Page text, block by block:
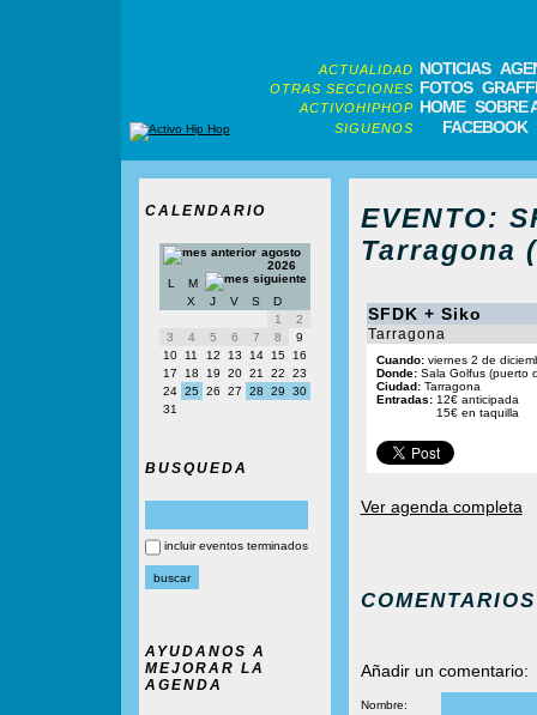
ACTUALIDAD NOTICIAS
OTRAS SECCIONES FOTOS
ACTIVOHIPHOP HOME SOBRE
SIGUENOS FACEBOOK
CALENDARIO
agosto
2026
L
M
X
J V S
D
1
2
3
4 5 6 7 8
9
10
11 12 13 14 15
16
17
18 19 20 21 22
23
24 25 26 27 28 29
30
31
BUSQUEDA
incluir eventos terminados
AYUDANOS A
MEJORAR LA
AGENDA
EVENTO:
Tarragona
SFDK + Siko
Tarragona
Cuando:viernes 2 de
Donde:Sala Golfus (puerto
Ciudad:Tarragona
Entradas: 12€ anticipada
15€ en taquilla
Ver agenda completa
COMENTARIOS
Añadir un comentario:
Nombre: